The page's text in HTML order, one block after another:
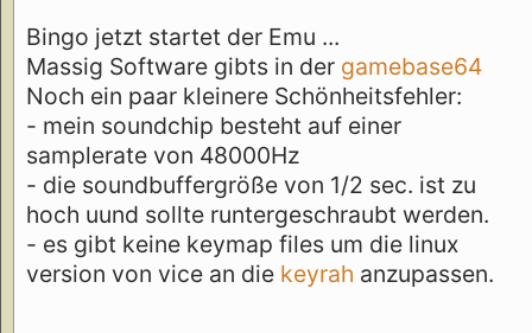
Bingo jetzt startet der Emu ...
Massig Software gibts in der gamebase64
Noch ein paar kleinere Schönheitsfehler:
- mein soundchip besteht auf einer
samplerate von 48000Hz
- die soundbuffergröße von 1/2 sec. ist zu
hoch uund sollte runtergeschraubt werden.
- es gibt keine keymap files um die linux
version von vice an die keyrah anzupassen.